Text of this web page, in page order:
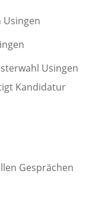
Usingen
Usingen
Kandidatur
Gesprächen